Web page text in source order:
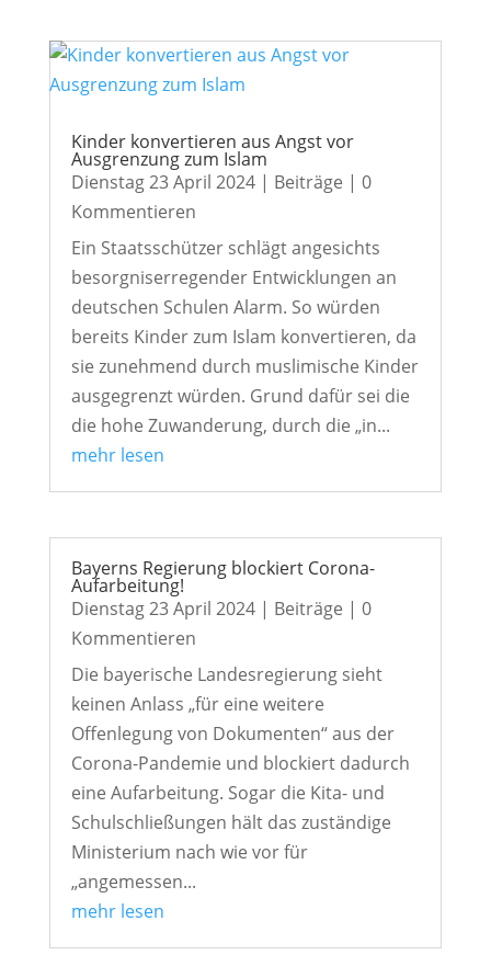
Kinder konvertieren aus Angst vor
Ausgrenzung zum Islam
Dienstag 23 April 2024| Beiträge | 0
Kommentieren
Ein Staatsschützer schlägt angesichts
besorgniserregender Entwicklungen an
deutschen Schulen Alarm. So würden
bereits Kinder zum Islam konvertieren, da
sie zunehmend durch muslimische Kinder
ausgegrenzt würden. Grund dafür sei die
die hohe Zuwanderung, durch die „in...
mehr lesen
Bayerns Regierung blockiert Corona-
Aufarbeitung!
Dienstag 23 April 2024| Beiträge | 0
Kommentieren
Die bayerische Landesregierung sieht
keinen Anlass „für eine weitere
Offenlegung von Dokumenten“ aus der
Corona-Pandemie und blockiert dadurch
eine Aufarbeitung. Sogar die Kita- und
Schulschließungen hält das zuständige
Ministerium nach wie vor für
„angemessen...
mehr lesen